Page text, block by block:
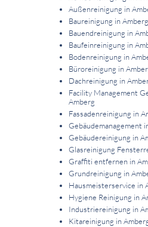
Außenreinigung in
Baureinigung in Amberg
Bauendreinigung in
Baufeinreinigung in
Bodenreinigung in
Büroreinigung in
Dachreinigung in
Facility Management
Amberg
Fassadenreinigung in
Gebäudemanagement
Gebäudereinigung in
Glasreinigung
Graffiti entfernen in
Grundreinigung in
Hausmeisterservice in
Hygiene Reinigung in
Industriereinigung in
Kitareinigung in